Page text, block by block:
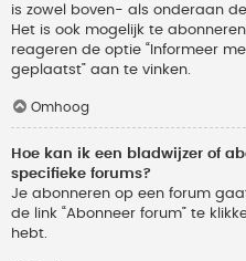
is zowel boven- als onderaan
Het is ook mogelijk te
reageren de optie “Informeer
geplaatst” aan te vinken.
Omhoog
Hoe kan ik een bladwijzer of
specifieke forums?
Je abonneren op een forum
de link “Abonneer forum” te
hebt.